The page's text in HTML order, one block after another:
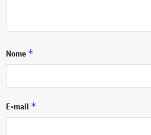
Nome *
E-mail *